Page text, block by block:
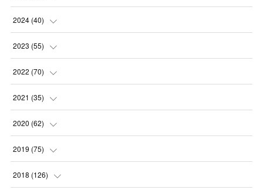
(10 )
(1
(1
(2
2024 (40)
(1
(1
(3
(2
2023 (55)
(2
(4
(3
(3
2022 (70)
(7
(11 )
(8
(1)
2021 (35)
(5
(7
(5)
2020 (62)
(6
(9)
2019 (75)
(1)
2018 (126)